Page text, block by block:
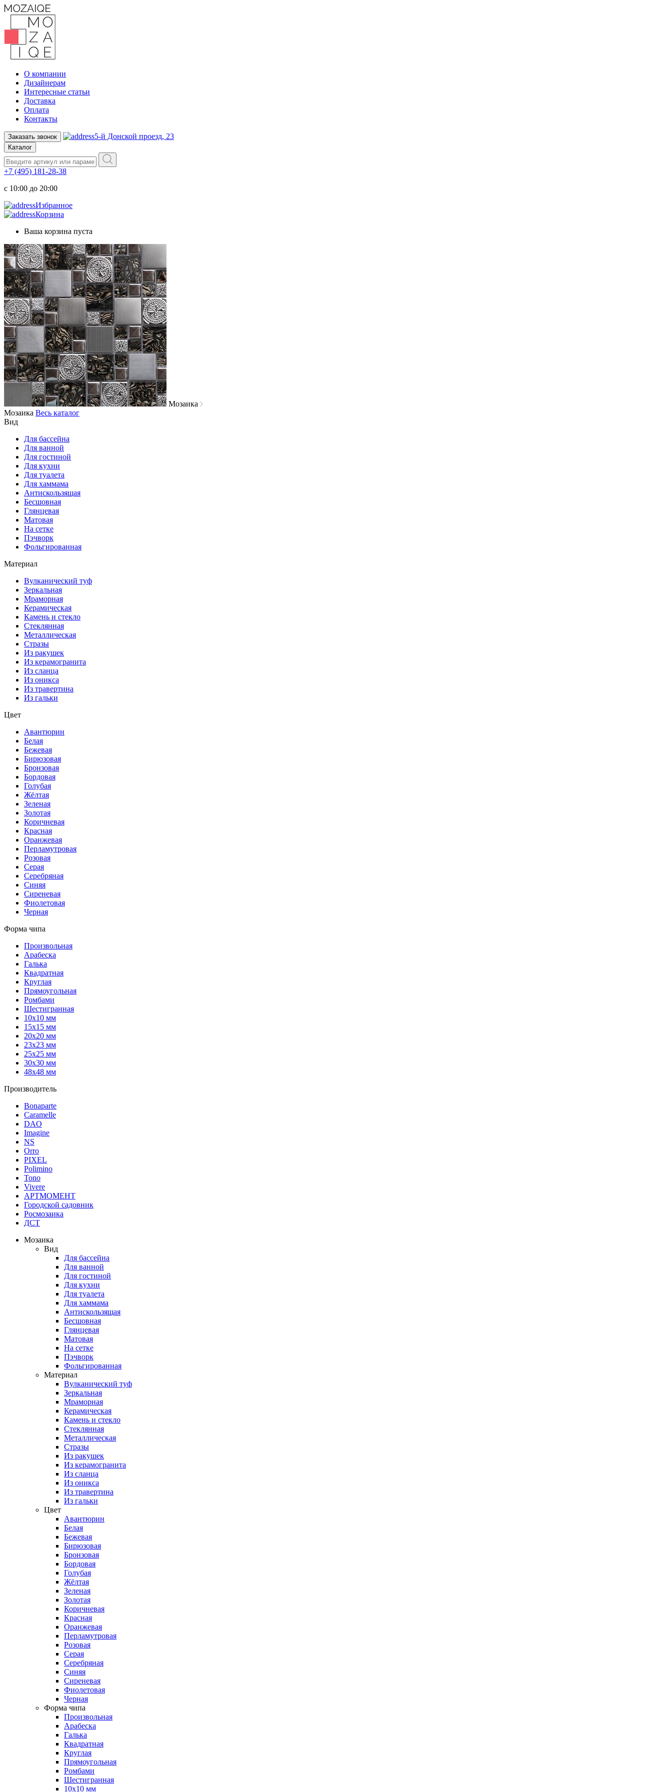
О компании
Дизайнерам
Интересные статьи
Доставка
Оплата
Контакты
Заказать звонок 5-й Донской проезд, 23
Каталог
+7 (495) 181-28-38
c 10:00 до 20:00
Избранное
Корзина
Ваша корзина пуста
Мозаика
Мозаика Весь каталог
Вид
Для бассейна
Для ванной
Для гостиной
Для кухни
Для туалета
Для хаммама
Антискользящая
Бесшовная
Глянцевая
Матовая
На сетке
Пэчворк
Фольгированная
Материал
Вулканический туф
Зеркальная
Мраморная
Керамическая
Камень и стекло
Стеклянная
Металлическая
Стразы
Из ракушек
Из керамогранита
Из сланца
Из оникса
Из травертина
Из гальки
Цвет
Авантюрин
Белая
Бежевая
Бирюзовая
Бронзовая
Бордовая
Голубая
Жёлтая
Зеленая
Золотая
Коричневая
Красная
Оранжевая
Перламутровая
Розовая
Серая
Серебряная
Синяя
Сиреневая
Фиолетовая
Черная
Форма чипа
Произвольная
Арабеска
Галька
Квадратная
Круглая
Прямоугольная
Ромбами
Шестигранная
10х10 мм
15х15 мм
20х20 мм
23х23 мм
25х25 мм
30х30 мм
48х48 мм
Производитель
Bonaparte
Caramelle
DAO
Imagine
NS
Orro
PIXEL
Polimino
Tono
Vivere
АРТМОМЕНТ
Городской садовник
Росмозаика
ДСТ
Мозаика
Вид
Для бассейна
Для ванной
Для гостиной
Для кухни
Для туалета
Для хаммама
Антискользящая
Бесшовная
Глянцевая
Матовая
На сетке
Пэчворк
Фольгированная
Материал
Вулканический туф
Зеркальная
Мраморная
Керамическая
Камень и стекло
Стеклянная
Металлическая
Стразы
Из ракушек
Из керамогранита
Из сланца
Из оникса
Из травертина
Из гальки
Цвет
Авантюрин
Белая
Бежевая
Бирюзовая
Бронзовая
Бордовая
Голубая
Жёлтая
Зеленая
Золотая
Коричневая
Красная
Оранжевая
Перламутровая
Розовая
Серая
Серебряная
Синяя
Сиреневая
Фиолетовая
Черная
Форма чипа
Произвольная
Арабеска
Галька
Квадратная
Круглая
Прямоугольная
Ромбами
Шестигранная
10х10 мм